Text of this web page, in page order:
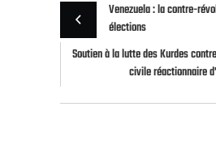
Venezuela : la contre-
élections
Soutien à la lutte des Kurdes
civile réactionnaire